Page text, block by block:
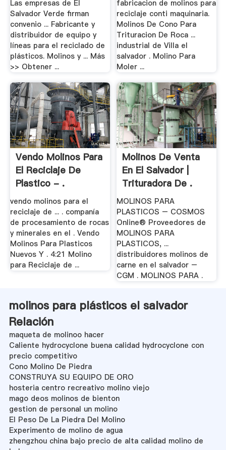
Las empresas de El
Salvador Verde firman
convenio ... Fabricante y
distribuidor de equipo y
líneas para el reciclado de
plásticos. Molinos y ... Más
>> Obtener ...
fabricacion de molinos para
reciclaje conti maquinaria.
Molinos De Cono Para
Trituracion De Roca ...
industrial de Villa el
salvador . Molino Para
Moler ...
Vendo Molinos Para
El Reciclaje De
Plastico - .
vendo molinos para el
reciclaje de ... . companía
de procesamiento de rocas
y minerales en el . Vendo
Molinos Para Plasticos
Nuevos Y . 4:21 Molino
para Reciclaje de ...
Molinos De Venta
En El Salvador |
Trituradora De .
MOLINOS PARA
PLASTICOS – COSMOS
Online® Proveedores de
MOLINOS PARA
PLASTICOS, ...
distribuidores molinos de
carne en el salvador –
CGM . MOLINOS PARA .
molinos para plásticos el salvador
Relación
maqueta de molinoo hacer
Caliente hydrocyclone buena calidad hydrocyclone con
precio competitivo
Cono Molino De Piedra
CONSTRUYA SU EQUIPO DE ORO
hosteria centro recreativo molino viejo
mago deos molinos de bienton
gestion de personal un molino
El Peso De La Piedra Del Molino
Experimento de molino de agua
zhengzhou china bajo precio de alta calidad molino de